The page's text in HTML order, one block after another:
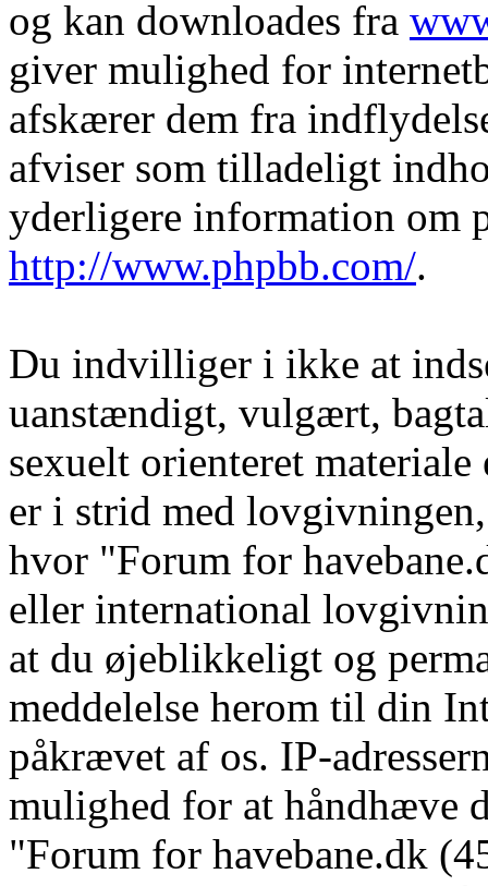
og kan downloades fra
giver mulighed for
afskærer dem fra
afviser som tilladeligt
yderligere information om
http://www.phpbb.com/.
Du indvilliger i ikke at
uanstændigt, vulgært,
sexuelt orienteret
er i strid med
hvor "Forum for
eller international
at du øjeblikkeligt og
meddelelse herom til din
påkrævet af os. IP-
mulighed for at håndhæve
"Forum for havebane.dk